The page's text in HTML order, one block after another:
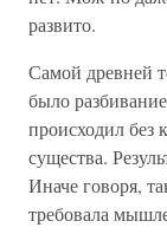
развито.
Самой древней
было
происходил без
существа.
Иначе говоря,
требовала